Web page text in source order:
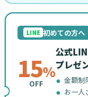
LINE 初めての方
15%
OFF
公式
プレゼ
金額制
お一人